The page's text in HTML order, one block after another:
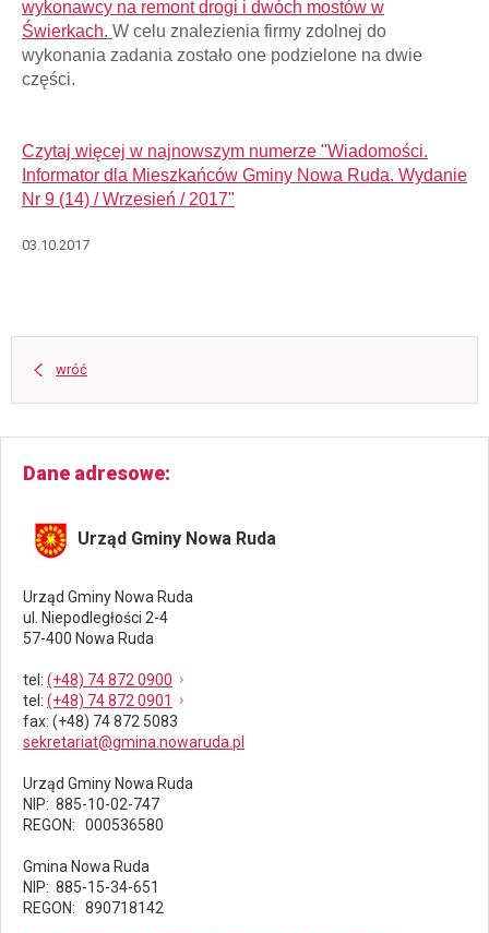
wykonawcy na remont drogi i dwóch mostów w
Świerkach. W celu znalezienia firmy zdolnej do
wykonania zadania zostało one podzielone na dwie
części.
Czytaj więcej w najnowszym numerze "Wiadomości.
Informator dla Mieszkańców Gminy Nowa Ruda. Wydanie
Nr 9 (14) / Wrzesień / 2017"
03.10.2017
wróć
Dane adresowe
Urząd Gminy Nowa Ruda
Urząd Gminy Nowa Ruda
ul. Niepodległości 2-4
57-400 Nowa Ruda
tel : (+48) 74 872 0900
tel : (+48) 74 872 0901
fax: (+48) 74 872 5083
sekretariat@gmina.nowaruda.pl
Urząd Gminy Nowa Ruda
NIP: 885-10-02-747
REGON: 000536580
Gmina Nowa Ruda
NIP: 885-15-34-651
REGON: 890718142